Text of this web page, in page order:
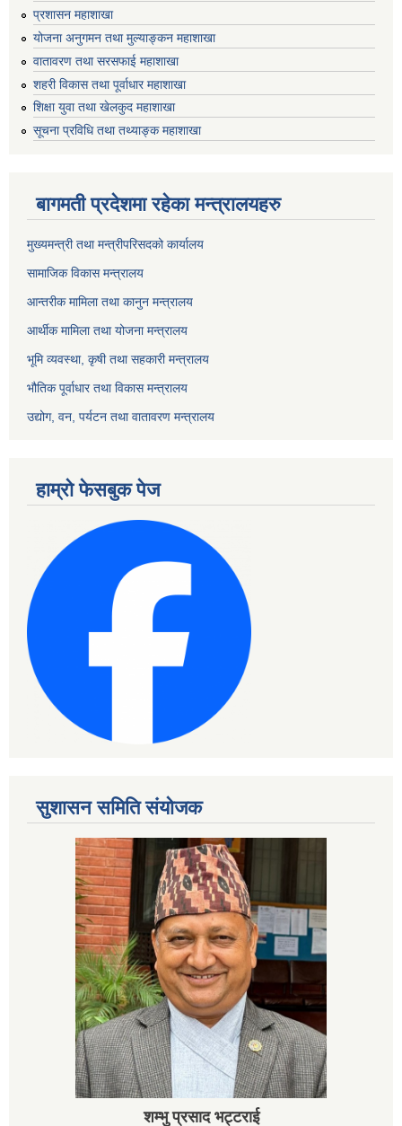
प्रशासन महाशाखा
योजना अनुगमन तथा मुल्याङ्कन महाशाखा
वातावरण तथा सरसफाई महाशाखा
शहरी विकास तथा पूर्वाधार महाशाखा
शिक्षा युवा तथा खेलकुद महाशाखा
सूचना प्रविधि तथा तथ्याङ्क महाशाखा
बागमती प्रदेशमा रहेका मन्त्रालयहरु
मुख्यमन्त्री तथा मन्त्रीपरिसदको कार्यालय
सामाजिक विकास मन्त्रालय
आन्तरीक मामिला तथा कानुन मन्त्रालय
आर्थीक मामिला तथा योजना मन्त्रालय
भूमि व्यवस्था, कृषी तथा सहकारी मन्त्रालय
भौतिक पूर्वाधार तथा विकास मन्त्रालय
उद्योग, वन, पर्यटन तथा वातावरण मन्त्रालय
हाम्रो फेसबुक पेज
सुशासन समिति संयोजक
शम्भु प्रसाद भट्टराई